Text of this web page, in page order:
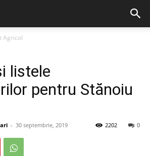
Agricol
listele
pentru Stănoiu
- 30 septembrie, 2019 0
2202